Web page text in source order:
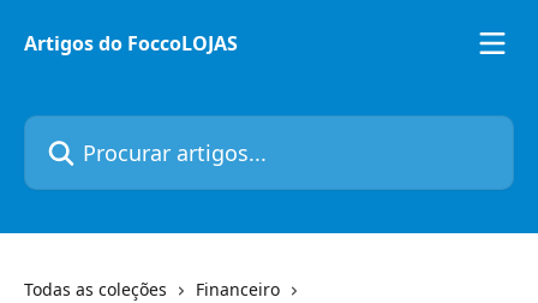
Artigos do FoccoLOJAS
Procurar artigos...
Todas as coleções
Financeiro